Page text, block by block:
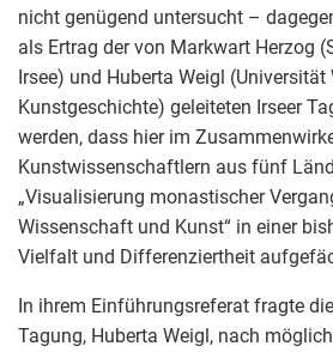
nicht genügend untersucht –
als Ertrag der von Markwart Herzog
Irsee) und Huberta Weigl
Kunstgeschichte) geleiteten Irseer
werden, dass hier im
Kunstwissenschaftlern aus fünf
„Visualisierung monastischer
Wissenschaft und Kunst“ in einer
Vielfalt und Differenziertheit
In ihrem Einführungsreferat fragte
Tagung, Huberta Weigl, nach